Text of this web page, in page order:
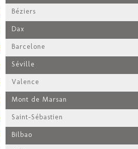
Béziers
Dax
Barcelone
Séville
Valence
Mont de Marsan
Saint-Sébastien
Bilbao